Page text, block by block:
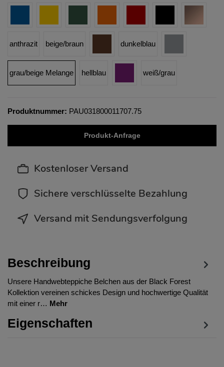
anthrazit beige/braun dunkelblau
grau/beige Melange hellblau weiß/grau
Produktnummer: PAU031800011707.75
Produkt-Anfrage
Kostenloser Versand
Sichere verschlüsselte Bezahlung
Versand mit Sendungsverfolgung
Beschreibung
Unsere Handwebteppiche Belchen aus der Black Forest
Kollektion vereinen schickes Design und hochwertige Qualität
mit einer r… Mehr
Eigenschaften